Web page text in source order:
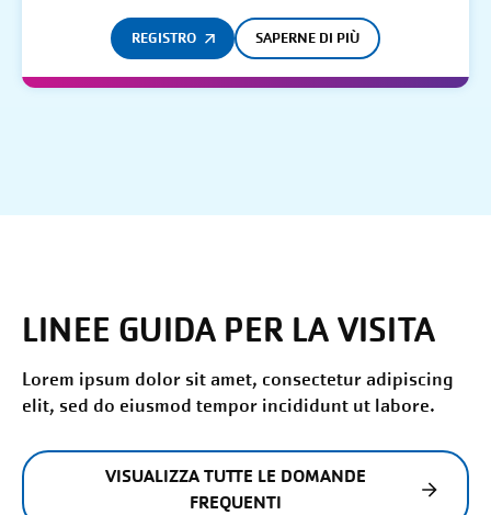
REGISTRO SAPERNE DI PIÙ
LINEE GUIDA PER LA VISITA
Lorem ipsum dolor sit amet, consectetur adipiscing
elit, sed do eiusmod tempor incididunt ut labore.
VISUALIZZA TUTTE LE DOMANDE
FREQUENTI